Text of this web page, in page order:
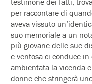
testimone dei fatti,
per raccontare di
aveva vissuto
suo memoriale a un
più giovane delle sue
e ventosa ci conduce
ambientata la vicenda
donne che stringerà